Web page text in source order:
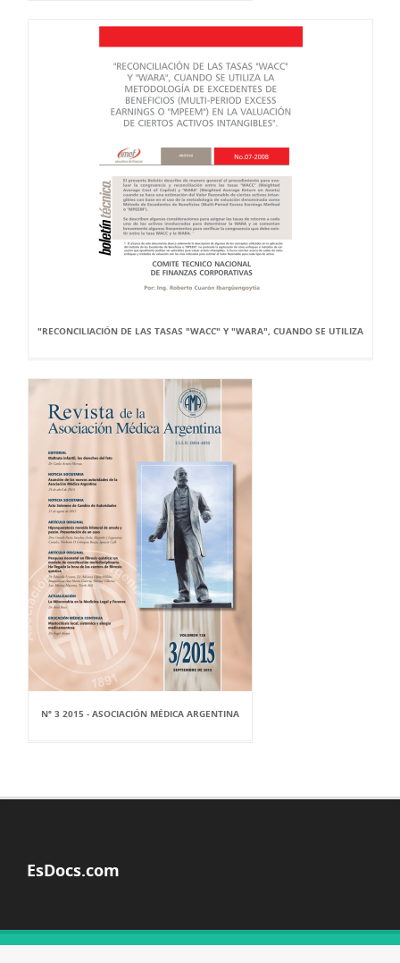
"RECONCILIACIÓN DE LAS TASAS "WACC" Y "WARA", CUANDO SE UTILIZA
Nº 3 2015 - ASOCIACIÓN MÉDICA ARGENTINA
EsDocs.com